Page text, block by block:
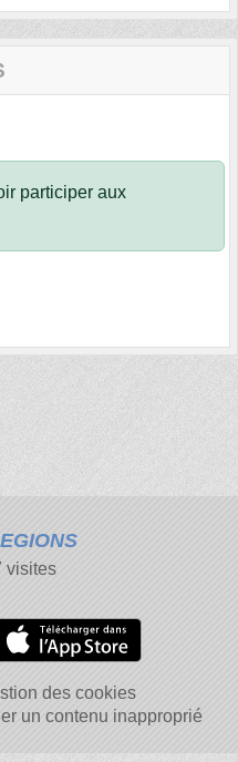
participer aux
visites
des cookies
un contenu inapproprié